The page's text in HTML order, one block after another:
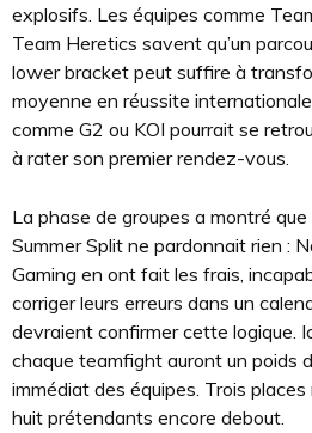
explosifs. Les équipes comme
Team Heretics savent qu’un
lower bracket peut suffire à
moyenne en réussite
comme G2 ou KOI pourrait se
à rater son premier rendez-vous.
La phase de groupes a montré
Summer Split ne pardonnait rien :
Gaming en ont fait les frais,
corriger leurs erreurs dans un
devraient confirmer cette logique.
chaque teamfight auront un poids
immédiat des équipes. Trois
huit prétendants encore debout.